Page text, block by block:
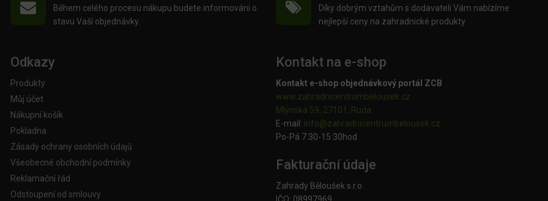
Během celého procesu nákupu budete informováni o
stavu Vaší objednávky.
Díky dobrým vztahům s dodavateli Vám nabízíme
nejlepší ceny na zahradnické produkty.
Odkazy
Produkty
Můj účet
Nákupní košík
Pokladna
Zásady ochrany osobních údajů
Všeobecné obchodní podmínky
Reklamační řád
Odstoupení od smlouvy
Kontakt na e-shop
Kontakt e-shop objednávkový portál ZCB
www.zahradnicentrumbelousek.cz
Mlýnská 59, 27101, Ruda
E-mail: info@zahradnicentrumbelousek. cz
Po-Pá 7:30-15:30hod
Fakturační údaje
Zahrady Běloušek s.r.o.